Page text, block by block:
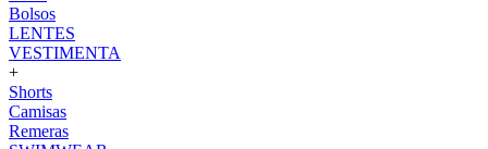
Bolsos
LENTES
VESTIMENTA
+
Shorts
Camisas
Remeras